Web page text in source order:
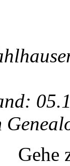
Gehe